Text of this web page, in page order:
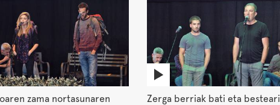
zama nortasunaren
Zerga berriak bati eta besteari